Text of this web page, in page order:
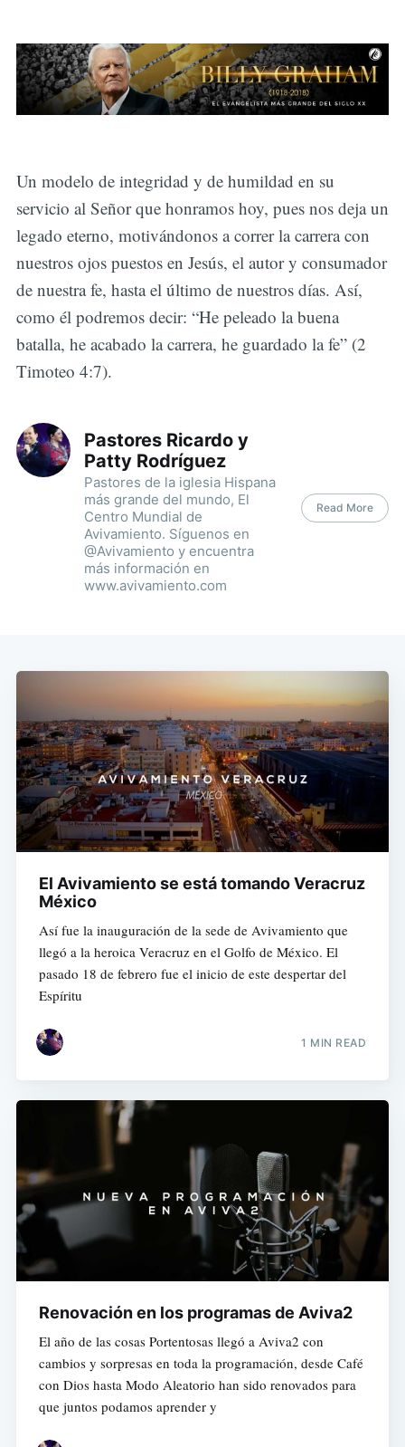
Un modelo de integridad y de humildad en su
servicio al Señor que honramos hoy, pues nos deja un
legado eterno, motivándonos a correr la carrera con
nuestros ojos puestos en Jesús, el autor y consumador
de nuestra fe, hasta el último de nuestros días. Así,
como él podremos decir: “He peleado la buena
batalla, he acabado la carrera, he guardado la fe” (2
Timoteo 4:7).
Pastores Ricardo y
Patty Rodríguez
Pastores de la iglesia Hispana
más grande del mundo, El
Centro Mundial de
Avivamiento. Síguenos en
@Avivamiento y encuentra
más información en
www.avivamiento.com
Read More
El Avivamiento se está tomando Veracruz
México
Así fue la inauguración de la sede de Avivamiento que
llegó a la heroica Veracruz en el Golfo de México. El
pasado 18 de febrero fue el inicio de este despertar del
Espíritu
1 MIN READ
Renovación en los programas de Aviva2
El año de las cosas Portentosas llegó a Aviva2 con
cambios y sorpresas en toda la programación, desde Café
con Dios hasta Modo Aleatorio han sido renovados para
que juntos podamos aprender y